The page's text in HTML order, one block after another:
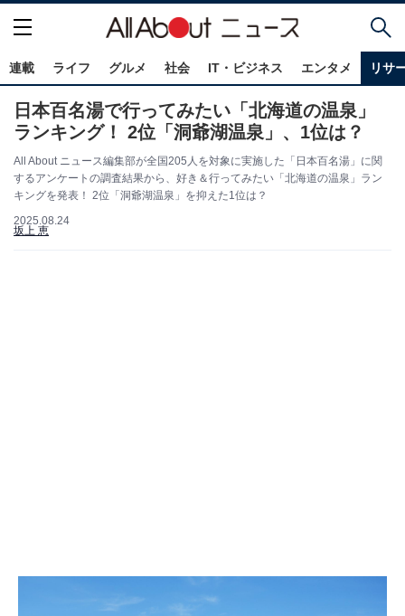
連載 ライフ グルメ 社会 IT・ビジネス エンタメ リサ
日本百名湯で行ってみたい「北海道の温泉」
ランキング！ 2位「洞爺湖温泉」、1位は？
All About ニュース編集部が全国205人を対象に実施した「日本百名湯」に関
するアンケートの調査結果から、好き＆行ってみたい「北海道の温泉」ラン
キングを発表！ 2位「洞爺湖温泉」を抑えた1位は？
2025.08.24
坂上 恵